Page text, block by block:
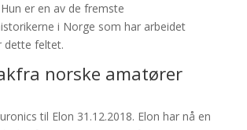
er en av de fremste
i Norge som har arbeidet
dette feltet.
norske amatører
til Elon 31.12.2018. Elon har nå en